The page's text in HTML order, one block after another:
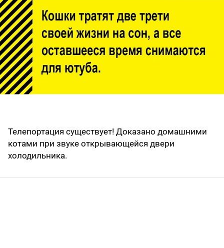
Телепортация существует! Доказано домашними
котами при звуке открывающейся двери
холодильника.